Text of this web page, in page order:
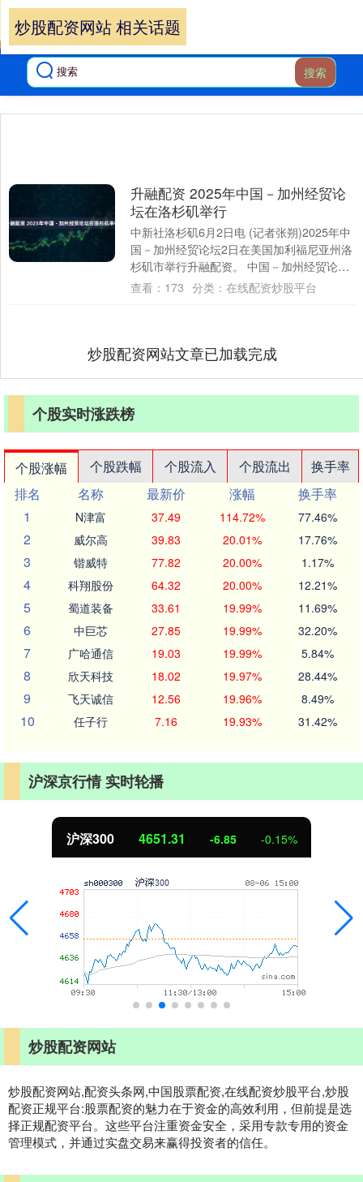
搜索
炒股配资网站 相关话题
升融配资 2025年中国－加州经贸论
坛在洛杉矶举行
中新社洛杉矶6月2日电 (记者张朔)2025年中
国－加州经贸论坛2日在美国加利福尼亚州洛
杉矶市举行升融配资。 中国－加州经贸论坛
是中美地方经贸合作重要活动之一，....
查看： 173 分类： 在线配资炒股平台
炒股配资网站文章已加载完成
个股实时涨跌榜
个股涨幅 个股跌幅 个股流入 个股流出
换手率
排名
名称 最新价 涨幅
换手率
1
N津富 37.49 114.72% 77.46%
2 威尔高 39.83 20.01% 17.76%
3 锴威特 77.82 20.00% 1.17%
4 科翔股份 64.32 20.00% 12.21%
5 蜀道装备 33.61 19.99% 11.69%
6 中巨芯 27.85 19.99% 32.20%
7 广哈通信 19.03 19.99% 5.84%
8 欣天科技 18.02 19.97% 28.44%
9 飞天诚信 12.56 19.96% 8.49%
10 任子行 7.16 19.93% 31.42%
沪深京行情 实时轮播
沪深300 4651.31 -6.85 -0.15%
炒股配资网站
炒股配资网站,配资头条网,中国股票配资,在线配资炒股平台,炒股
配资正规平台:股票配资的魅力在于资金的高效利用，但前提是选
择正规配资平台。这些平台注重资金安全，采用专款专用的资金
管理模式，并通过实盘交易来赢得投资者的信任。